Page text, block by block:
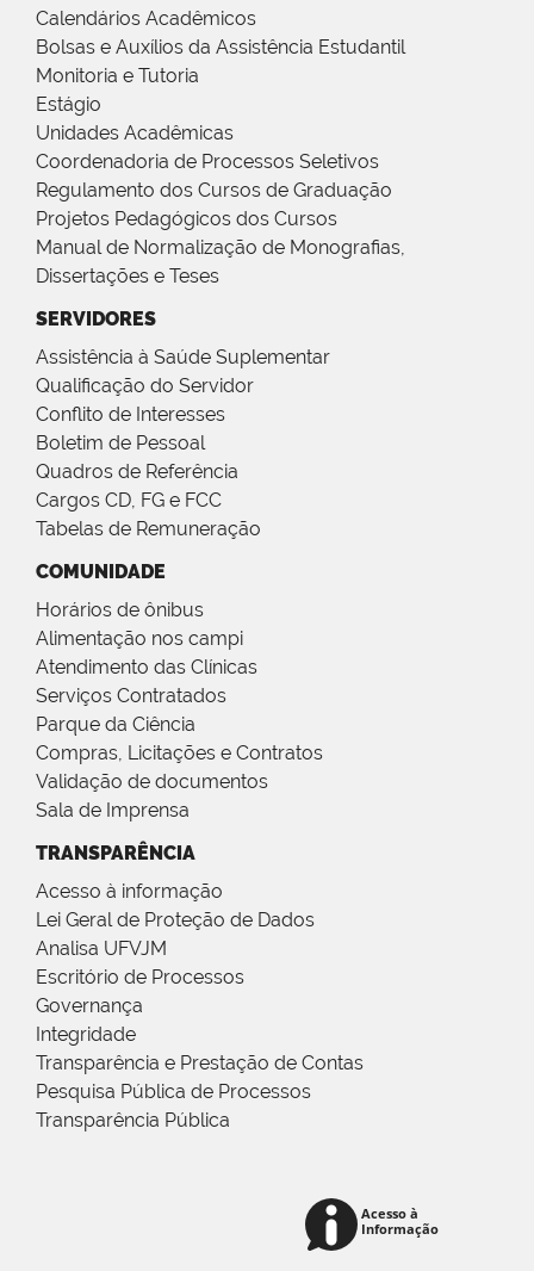
Calendários Acadêmicos
Bolsas e Auxílios da Assistência Estudantil
Monitoria e Tutoria
Estágio
Unidades Acadêmicas
Coordenadoria de Processos Seletivos
Regulamento dos Cursos de Graduação
Projetos Pedagógicos dos Cursos
Manual de Normalização de Monografias,
Dissertações e Teses
SERVIDORES
Assistência à Saúde Suplementar
Qualificação do Servidor
Conflito de Interesses
Boletim de Pessoal
Quadros de Referência
Cargos CD, FG e FCC
Tabelas de Remuneração
COMUNIDADE
Horários de ônibus
Alimentação nos campi
Atendimento das Clínicas
Serviços Contratados
Parque da Ciência
Compras, Licitações e Contratos
Validação de documentos
Sala de Imprensa
TRANSPARÊNCIA
Acesso à informação
Lei Geral de Proteção de Dados
Analisa UFVJM
Escritório de Processos
Governança
Integridade
Transparência e Prestação de Contas
Pesquisa Pública de Processos
Transparência Pública